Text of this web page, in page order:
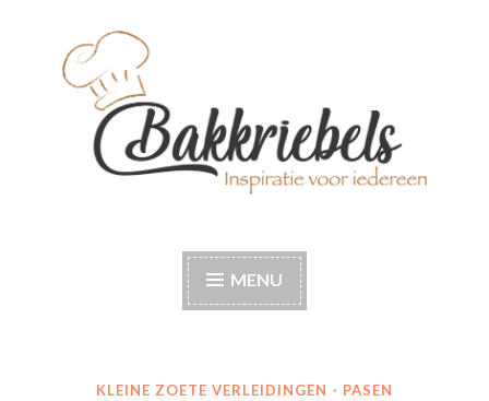
Bakkriebels
MENU
KLEINE ZOETE VERLEIDINGEN · PASEN